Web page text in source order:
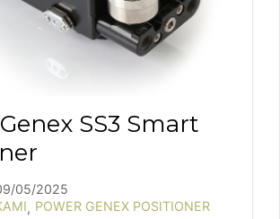
SS3 Smart
05/2025
, POWER GENEX POSITIONER